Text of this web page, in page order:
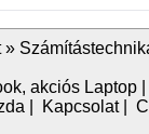
»
akciós Laptop|
Kapcsolat|